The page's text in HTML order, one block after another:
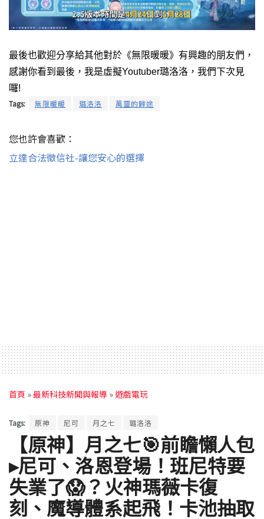
最後也歡迎分享給其他對於《無限暖暖》有興趣的朋友們，
感謝你看到最後，我是虛擬Youtuber璐洛洛，我們下次見
囉!
Tags:
無限暖暖 璐洛洛 萬靈的歸途
您也許會喜歡：
立達合法徵信社-讓您安心的選擇
首頁 »最新科技新聞與報導 »遊戲電玩
Tags: 原神 尼可 月之七 璐洛洛
【原神】月之七🎯前瞻懶人包
▸尼可、洛恩登場！班尼特要
失業了😱？火神瑪薇卡復
刻、魔導體系起飛！卡池抽取